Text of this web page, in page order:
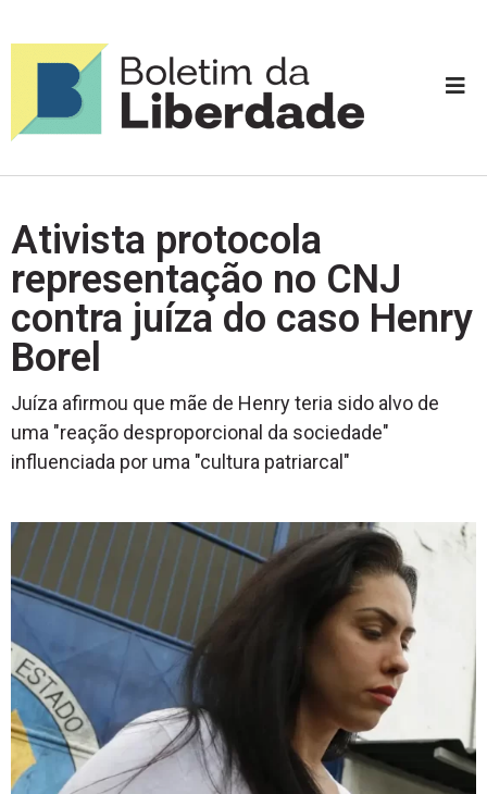
Ativista protocola
representação no CNJ
contra juíza do caso Henry
Borel
Juíza afirmou que mãe de Henry teria sido alvo de
uma "reação desproporcional da sociedade"
influenciada por uma "cultura patriarcal"